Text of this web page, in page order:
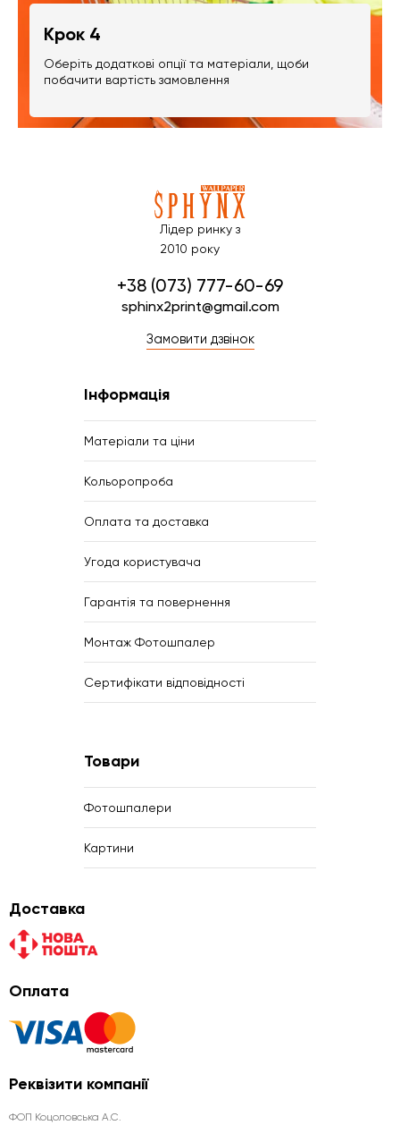
Крок 4
Оберіть додаткові опції та матеріали, щоби
побачити вартість замовлення
Лідер ринку з
2010 року
+38 (073) 777-60-69
sphinx2print@gmail.com
Замовити дзвінок
Інформація
Матеріали та ціни
Кольоропроба
Оплата та доставка
Угода користувача
Гарантія та повернення
Монтаж Фотошпалер
Сертифікати відповідності
Товари
Фотошпалери
Картини
Доставка
Оплата
Реквізити компанії
ФОП Коцоловська А.С.